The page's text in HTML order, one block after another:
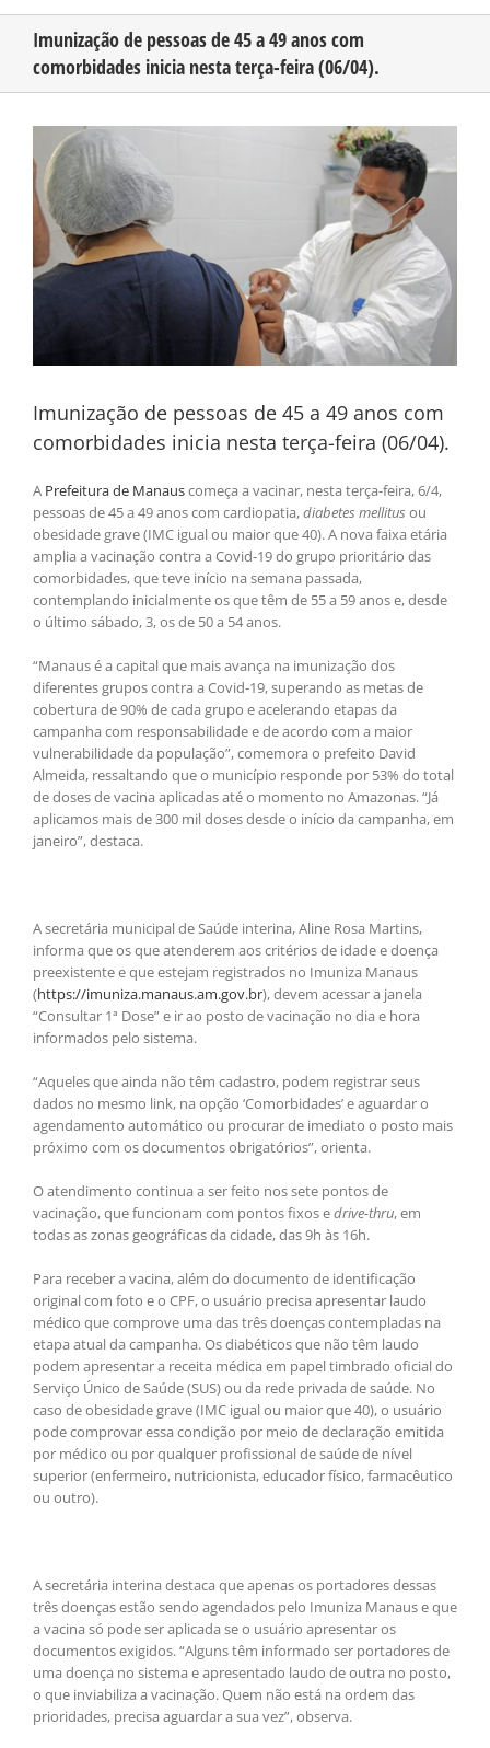
CONHEÇA O AMAZONAS
PUBLICIDADE
CONTATO
Imunização de pessoas de 45 a 49 anos com
comorbidades inicia nesta terça-feira (06/04).
Larger
Image
Imunização de pessoas de 45 a 49 anos com
comorbidades inicia nesta terça-feira (06/04).
A Prefeitura de Manauscomeça a vacinar, nesta terça-feira, 6/4,
pessoas de 45 a 49 anos com cardiopatia,diabetes mellitus ou
obesidade grave (IMC igual ou maior que 40). A nova faixa etária
amplia a vacinação contra a Covid-19 do grupo prioritário das
comorbidades, que teve início na semana passada,
contemplando inicialmente os que têm de 55 a 59 anos e, desde
o último sábado, 3, os de 50 a 54 anos.
“Manaus é a capital que mais avança na imunização dos
diferentes grupos contra a Covid-19, superando as metas de
cobertura de 90% de cada grupo e acelerando etapas da
campanha com responsabilidade e de acordo com a maior
vulnerabilidade da população”, comemora o prefeito David
Almeida, ressaltando que o município responde por 53% do total
de doses de vacina aplicadas até o momento no Amazonas. “Já
aplicamos mais de 300 mil doses desde o início da campanha, em
janeiro”, destaca.
A secretária municipal de Saúde interina, Aline Rosa Martins,
informa que os que atenderem aos critérios de idade e doença
preexistente e que estejam registrados no Imuniza Manaus
(https://imuniza.manaus.am.gov.br), devem acessar a janela
“Consultar 1ª Dose” e ir ao posto de vacinação no dia e hora
informados pelo sistema.
“Aqueles que ainda não têm cadastro, podem registrar seus
dados no mesmo link, na opção ‘Comorbidades’ e aguardar o
agendamento automático ou procurar de imediato o posto mais
próximo com os documentos obrigatórios”, orienta.
O atendimento continua a ser feito nos sete pontos de
vacinação, que funcionam com pontos fixos edrive-thru, em
todas as zonas geográficas da cidade, das 9h às 16h.
Para receber a vacina, além do documento de identificação
original com foto e o CPF, o usuário precisa apresentar laudo
médico que comprove uma das três doenças contempladas na
etapa atual da campanha. Os diabéticos que não têm laudo
podem apresentar a receita médica em papel timbrado oficial do
Serviço Único de Saúde (SUS) ou da rede privada de saúde. No
caso de obesidade grave (IMC igual ou maior que 40), o usuário
pode comprovar essa condição por meio de declaração emitida
por médico ou por qualquer profissional de saúde de nível
superior (enfermeiro, nutricionista, educador físico, farmacêutico
ou outro).
A secretária interina destaca que apenas os portadores dessas
três doenças estão sendo agendados pelo Imuniza Manaus e que
a vacina só pode ser aplicada se o usuário apresentar os
documentos exigidos. “Alguns têm informado ser portadores de
uma doença no sistema e apresentado laudo de outra no posto,
o que inviabiliza a vacinação. Quem não está na ordem das
prioridades, precisa aguardar a sua vez”, observa.